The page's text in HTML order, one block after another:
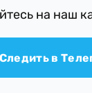
на наш
Следить в